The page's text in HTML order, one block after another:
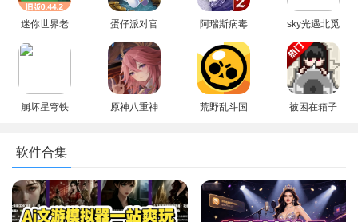
游戏玩法
迷你世界老
版本0.44.2
不用实名认
蛋仔派对官
方下载正版
安装最新版
阿瑞斯病毒
2内置作弊
菜单免登录
手机版
sky光遇北觅
全物品解锁
版最新版本
崩坏星穹铁
原神八重神
荒野乱斗国
被困在箱子
软件合集